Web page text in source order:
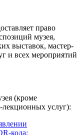
право
музея,
выставок, мастер-
и всех мероприятий
(кроме
лекционных услуг):
кода;